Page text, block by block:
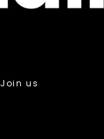
Join us